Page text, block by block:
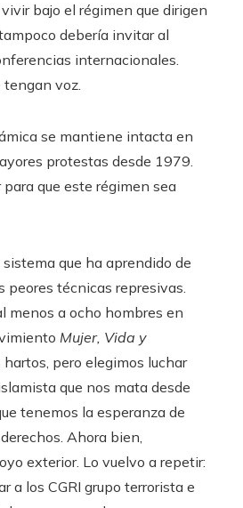
bajo el régimen que dirigen
debería invitar al
internacionales.
tengan voz.
se mantiene intacta en
protestas desde 1979.
para que este régimen sea
que ha aprendido de
peores técnicas represivas.
menos a ocho hombres en
Mujer, Vida y
hartos, pero elegimos luchar
que nos mata desde
tenemos la esperanza de
Ahora bien,
exterior. Lo vuelvo a repetir:
a los CGRI grupo terrorista e